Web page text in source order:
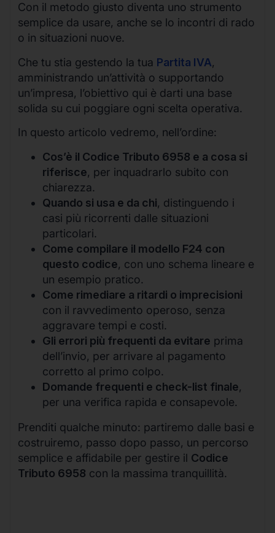
Con il metodo giusto diventa uno strumento
semplice da usare, anche se lo incontri di rado
o in situazioni nuove.
Che tu stia gestendo la tua Partita IVA,
amministrando un’attività o supportando
un’impresa, l’obiettivo qui è darti una base
solida su cui poggiare ogni scelta operativa.
In questo articolo vedremo, nell’ordine:
Cos’è il Codice Tributo 6958 e a cosa si
riferisce, per inquadrarlo subito con
chiarezza.
Quando si usa e da chi, distinguendo i
casi più ricorrenti dalle situazioni
particolari.
Come compilare il modello F24 con
questo codice, con uno schema lineare e
un esempio pratico.
Come rimediare a ritardi o imprecisioni
con il ravvedimento operoso, senza
aggravare tempi e costi.
Gli errori più frequenti da evitare prima
dell’invio, per arrivare al pagamento
corretto al primo colpo.
Domande frequenti e check-list finale,
per una verifica rapida e consapevole.
Prenditi qualche minuto: partiremo dalle basi e
costruiremo, passo dopo passo, un percorso
semplice e affidabile per gestire il Codice
Tributo 6958 con la massima tranquillità.